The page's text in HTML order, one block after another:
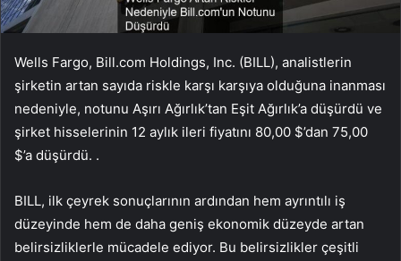
Wells Fargo, Bill.com Holdings, Inc. (BILL), analistlerin
şirketin artan sayıda riskle karşı karşıya olduğuna inanması
nedeniyle, notunu Aşırı Ağırlık’tan Eşit Ağırlık’a düşürdü ve
şirket hisselerinin 12 aylık ileri fiyatını 80,00 $’dan 75,00
$’a düşürdü. .
BILL, ilk çeyrek sonuçlarının ardından hem ayrıntılı iş
düzeyinde hem de daha geniş ekonomik düzeyde artan
belirsizliklerle mücadele ediyor. Bu belirsizlikler çeşitli